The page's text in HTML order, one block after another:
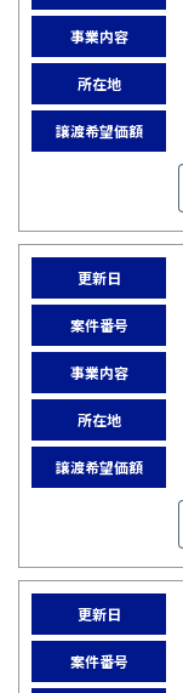
事業内容
所在地
譲渡希望価額
更新日
案件番号
事業内容
所在地
譲渡希望価額
更新日
案件番号